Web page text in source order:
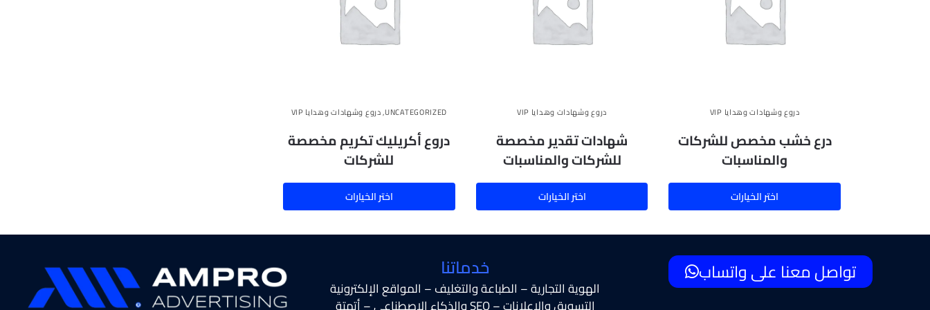
دروع وشهادات وهدايا VIP
درع خشب مخصص للشركات
والمناسبات
اختر الخيارات
دروع وشهادات وهدايا VIP
شهادات تقدير مخصصة
للشركات والمناسبات
اختر الخيارات
UNCATEGORIZED
,دروع وشهادات وهدايا VIP
دروع أكريليك تكريم مخصصة
للشركات
اختر الخيارات
تواصل معنا على واتساب خدماتنا
الهوية التجارية – الطباعة والتغليف – المواقع الإلكترونية